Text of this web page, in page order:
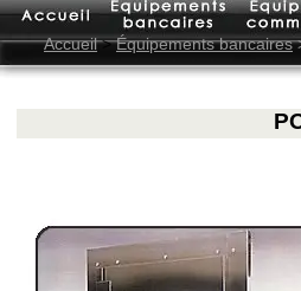
Accueil>Équipements bancaires